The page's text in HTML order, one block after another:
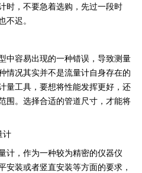
时，不要急着选购，先过一段时
不迟。
中容易出现的一种错误，导致测量
情况其实并不是流量计自身存在的
量工具，要想将性能发挥更好，还
围。选择合适的管道尺寸，才能将
计
计，作为一种较为精密的仪器仪
安装或者竖直安装等方面的要求，